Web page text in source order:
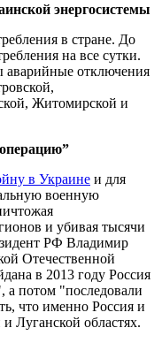
энергосистемы
в стране. До
на все сутки.
отключения
Житомирской и
в Украине и для
военную
и убивая тысячи
РФ Владимир
Отечественной
в 2013 году Россия
потом "последовали
что именно Россия и
Луганской областях.